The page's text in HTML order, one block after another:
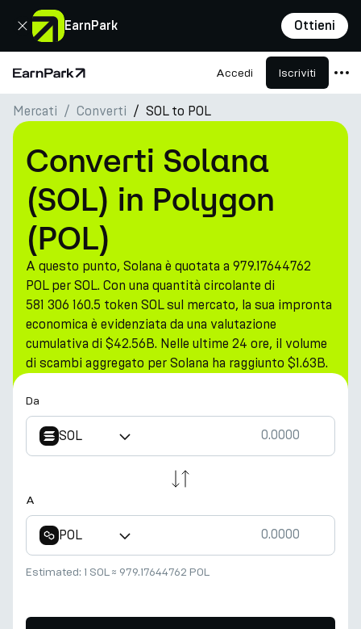
EarnPark Ottieni
Chiudi
Pagina principale Accedi Iscriviti
Prodotti
Mercati
Calcolatori
PARK Token
Risorse
Azienda
Mercati Converti SOL to POL
Converti Solana
(SOL) in Polygon
(POL)
A questo punto, Solana è quotata a 979.17644762
POL per SOL. Con una quantità circolante di
581 306 160.5 token SOL sul mercato, la sua impronta
economica è evidenziata da una valutazione
cumulativa di $42.56B. Nelle ultime 24 ore, il volume
di scambi aggregato per Solana ha raggiunto $1.63B.
Da
SOL
A
POL
Estimated: 1 SOL≈ 979.17644762 POL